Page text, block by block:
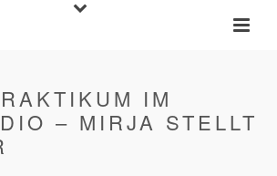
IM
– MIRJA STELLT